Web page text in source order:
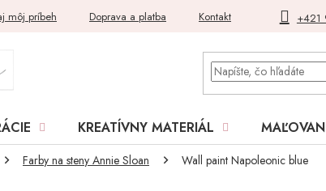
+421
môj príbeh Doprava a platba Kontakt Blog
KREATÍVNY MATERIÁL
Farby na steny Annie Sloan Wall paint Napoleonic blue